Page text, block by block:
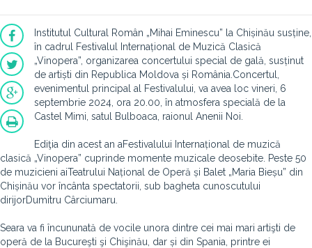
Institutul Cultural Român „Mihai Eminescu” la Chișinău susține,
în cadrul Festivalul Internațional de Muzică Clasică
„Vinopera”, organizarea concertului special de gală, susținut
de artiști din Republica Moldova și România. Concertul,
evenimentul principal al Festivalului, va avea loc vineri, 6
septembrie 2024, ora 20.00, în atmosfera specială de la
Castel Mimi, satul Bulboaca, raionul Anenii Noi.
Ediţia din acest an aFestivalului Internațional de muzică
clasică „Vinopera” cuprinde momente muzicale deosebite. Peste 50
de muzicieni aiTeatrului Național de Operă și Balet „Maria Bieșu” din
Chișinău vor încânta spectatorii, sub bagheta cunoscutului
dirijorDumitru Cârciumaru.
Seara va fi încununată de vocile unora dintre cei mai mari artişti de
operă de la Bucureşti şi Chişinău, dar și din Spania, printre ei